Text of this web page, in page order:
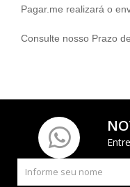
Pagar.me realizará o
Consulte nosso Prazo